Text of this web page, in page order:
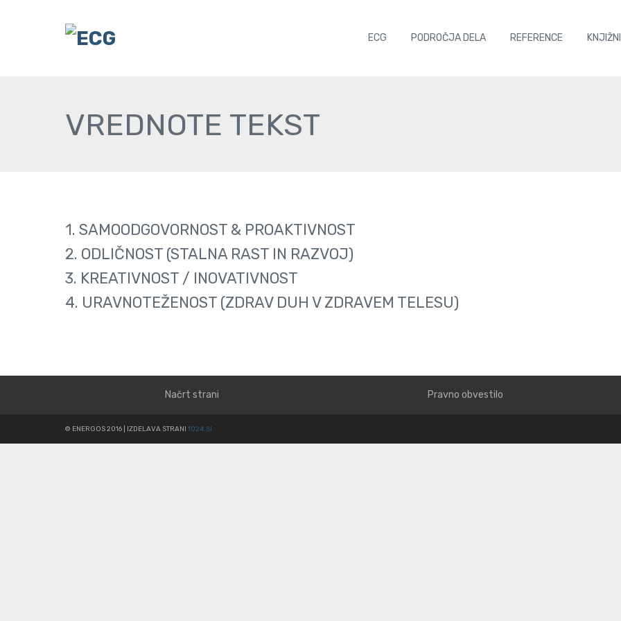
ECG PODROČJA DELA REFERENCE
VREDNOTE TEKST
1. SAMOODGOVORNOST & PROAKTIVNOST
2. ODLIČNOST (STALNA RAST IN RAZVOJ)
3. KREATIVNOST / INOVATIVNOST
4. URAVNOTEŽENOST (ZDRAV DUH V ZDRAVEM TELESU)
Načrt strani Pravno obvestilo
© ENERGOS 2016 | IZDELAVA STRANI 1024.SI